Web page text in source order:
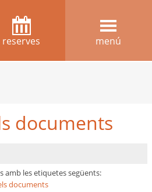
reserves menú
documents
amb les etiquetes següents:
documents